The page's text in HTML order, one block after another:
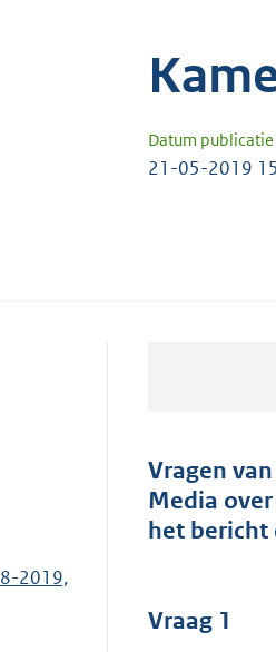
Datum publicatie
21-05-2019
2019,
Vragen
Media
het bericht
Vraag 1